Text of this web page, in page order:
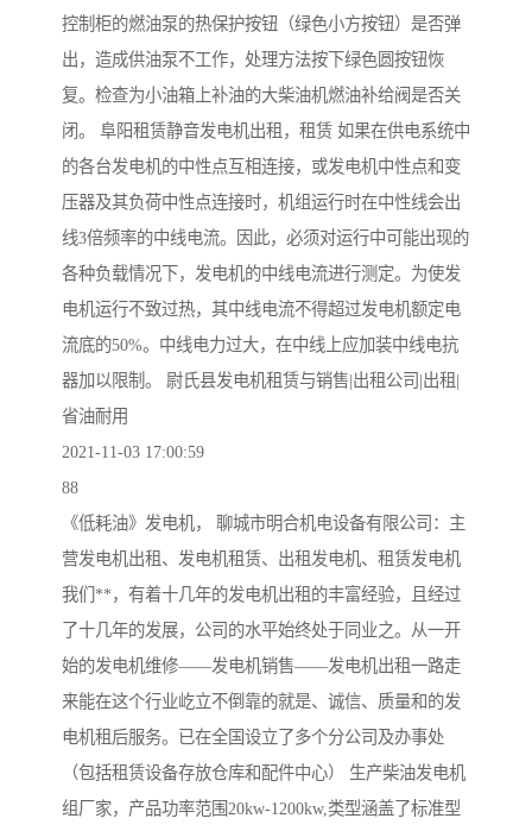
控制柜的燃油泵的热保护按钮（绿色小方按钮）是否弹
出，造成供油泵不工作，处理方法按下绿色圆按钮恢
复。检查为小油箱上补油的大柴油机燃油补给阀是否关
闭。 阜阳租赁静音发电机出租，租赁 如果在供电系统中
的各台发电机的中性点互相连接，或发电机中性点和变
压器及其负荷中性点连接时，机组运行时在中性线会出
线3倍频率的中线电流。因此，必须对运行中可能出现的
各种负载情况下，发电机的中线电流进行测定。为使发
电机运行不致过热，其中线电流不得超过发电机额定电
流底的50%。中线电力过大，在中线上应加装中线电抗
器加以限制。 尉氏县发电机租赁与销售|出租公司|出租|
省油耐用
2021-11-03 17:00:59
88
《低耗油》发电机， 聊城市明合机电设备有限公司：主
营发电机出租、发电机租赁、出租发电机、租赁发电机
我们**，有着十几年的发电机出租的丰富经验，且经过
了十几年的发展，公司的水平始终处于同业之。从一开
始的发电机维修——发电机销售——发电机出租一路走
来能在这个行业屹立不倒靠的就是、诚信、质量和的发
电机租后服务。已在全国设立了多个分公司及办事处
（包括租赁设备存放仓库和配件中心） 生产柴油发电机
组厂家，产品功率范围20kw-1200kw,类型涵盖了标准型